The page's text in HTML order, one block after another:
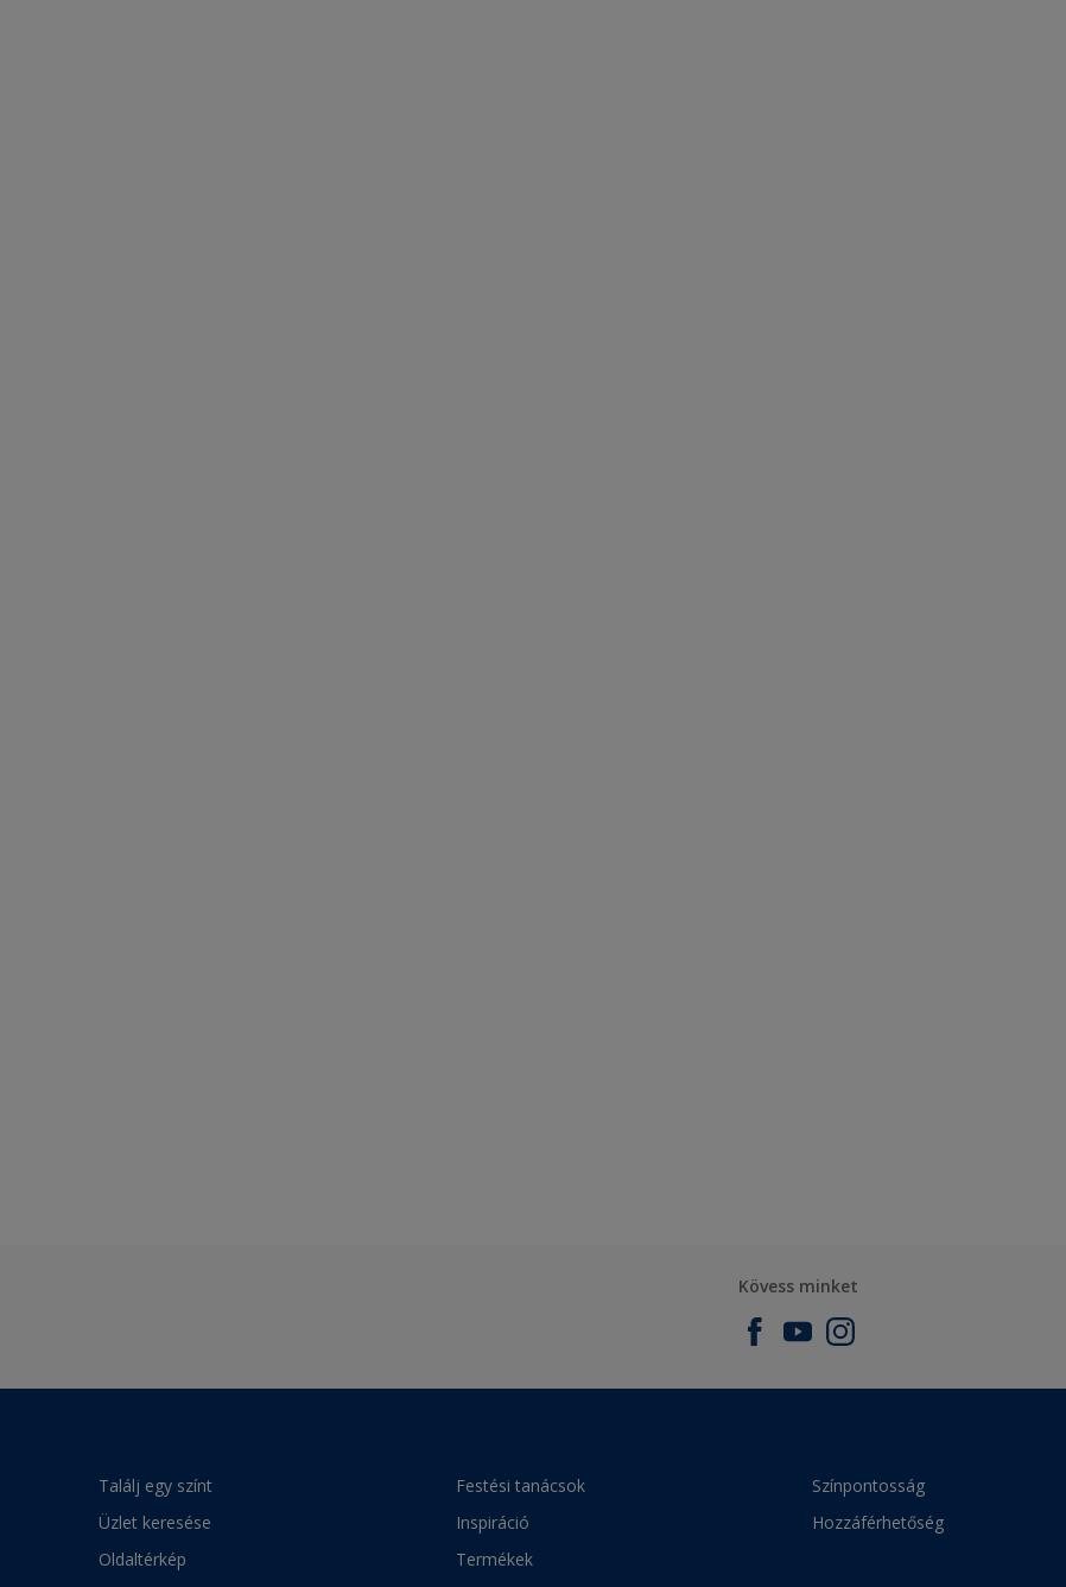
Kövess minket
Találj egy színt
Üzlet keresése
Oldaltérkép
Festési tanácsok
Inspiráció
Termékek
Színpontosság
Hozzáférhetőség